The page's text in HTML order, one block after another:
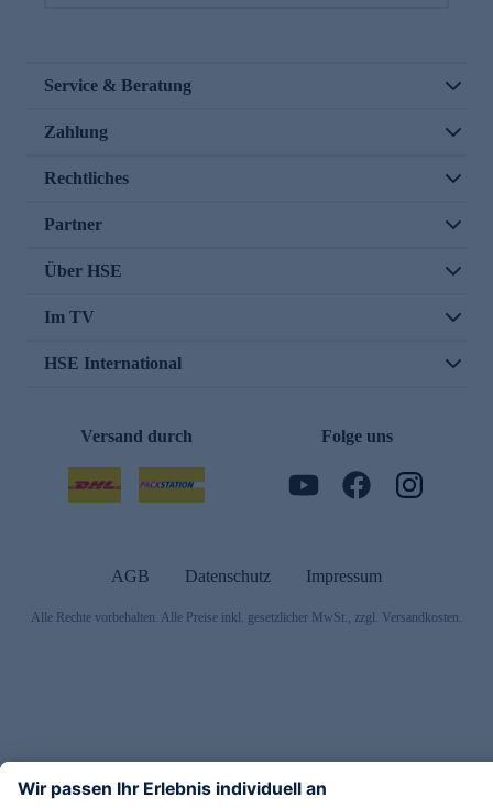
Service & Beratung
Zahlung
Rechtliches
Partner
Über HSE
Im TV
HSE International
Versand durch Folge uns
AGB Datenschutz Impressum
Alle Rechte vorbehalten. Alle Preise inkl. gesetzlicher MwSt., zzgl. Versandkosten.